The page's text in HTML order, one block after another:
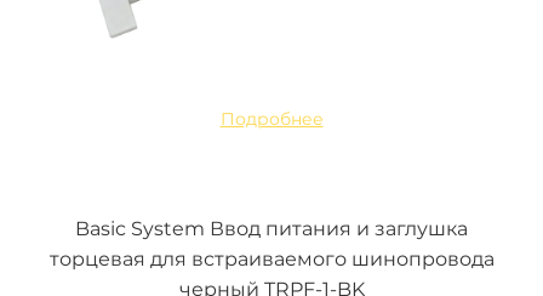
Подробнее
Basic System Ввод питания и заглушка
торцевая для встраиваемого шинопровода
черный TRPF-1-BK